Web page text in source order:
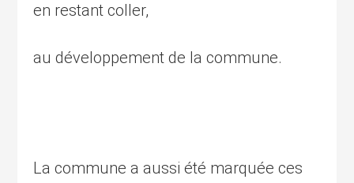
en restant coller,
au développement de la commune.
La commune a aussi été marquée ces